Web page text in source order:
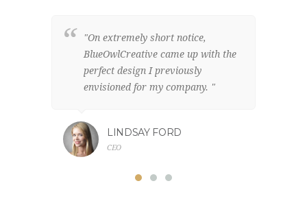
"On extremely short notice,
BlueOwlCreative came up with the
perfect design I previously
envisioned for my company. "
LINDSAY FORD
CEO